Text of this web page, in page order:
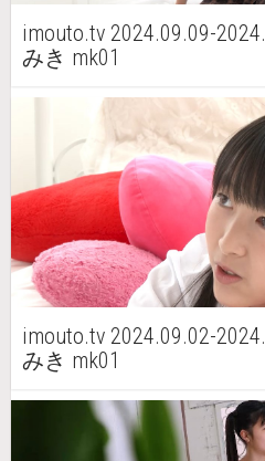
imouto.tv 2024.09.09-
みき mk01
imouto.tv 2024.09.02-
みき mk01